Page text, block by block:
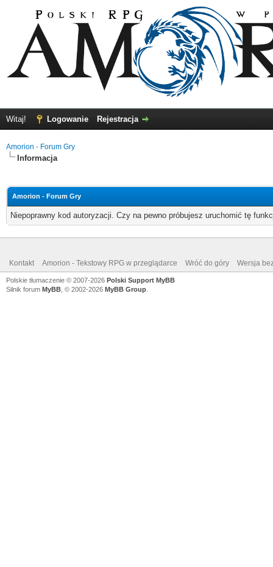
Witaj! Logowanie Rejestracja
Amorion - Forum Gry
Informacja
Amorion - Forum Gry
Niepoprawny kod autoryzacji. Czy na pewno próbujesz uruchomić tę
Kontakt Amorion - Tekstowy RPG w przeglądarce Wróć do góry Wersja
Polskie tłumaczenie © 2007-2026 Polski Support MyBB
Silnik forum MyBB , © 2002-2026 MyBB Group